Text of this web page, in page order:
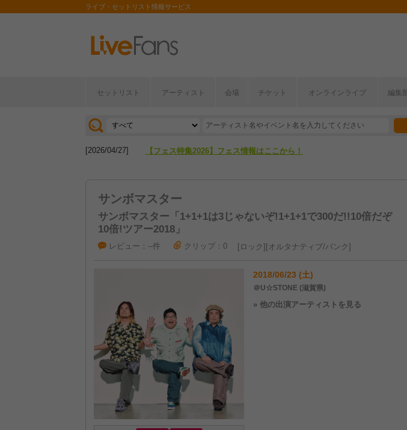
ライブ・セットリスト情報サービス
セットリスト アーティスト 会場 チケット オンラインライブ 編集
[2026/07/28] 【ライブ動員ランキング】2026年上半期編発表！
[2026/04/27] 【フェス特集2026】フェス情報はここから！
サンボマスター
サンボマスター「1+1+1は3じゃないぞ!1+1+1で300だ!!10倍だぞ
10倍!ツアー2018」
レビュー：--件 クリップ：0 ロック オルタナティブ/パンク
2018/06/23 (土)
＠U☆STONE (滋賀県)
» 他の出演アーティストを見る